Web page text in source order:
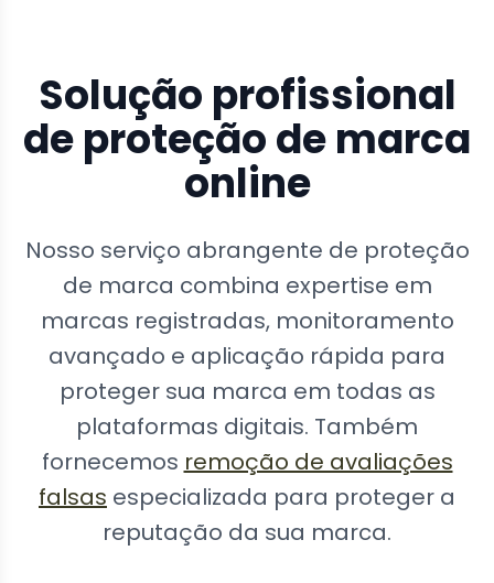
Solução profissional
de proteção de marca
online
Nosso serviço abrangente de proteção
de marca combina expertise em
marcas registradas, monitoramento
avançado e aplicação rápida para
proteger sua marca em todas as
plataformas digitais. Também
fornecemos remoção de avaliações
falsas especializada para proteger a
reputação da sua marca.